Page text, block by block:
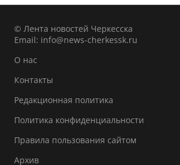
© Лента новостей Черкесска
Email: info@news-cherkessk.ru
О нас
Контакты
Редакционная политика
Политика конфиденциальности
Правила пользования сайтом
Архив